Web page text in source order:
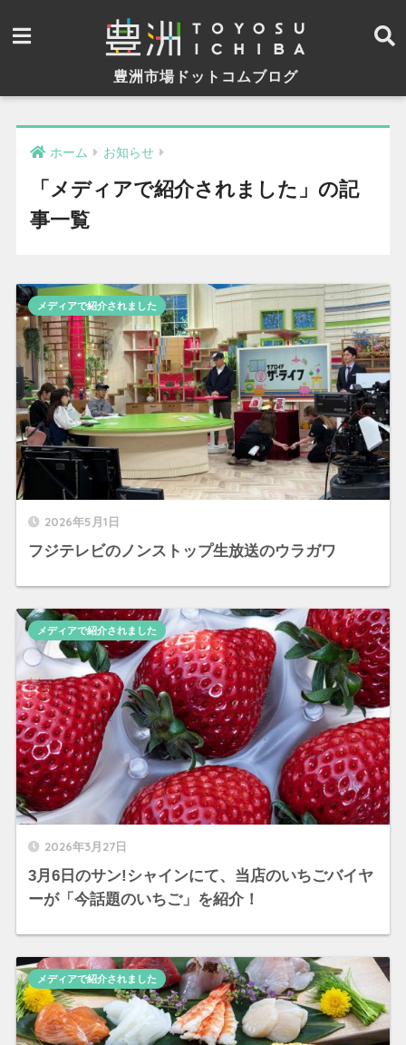
豊洲市場ドットコムブログ
ホーム お知らせ
「メディアで紹介されました」の記
事一覧
2026年5月1日
フジテレビのノンストップ生放送のウラガワ
メディアで紹介されました
2026年3月27日
3月6日のサン!シャインにて、当店のいちごバイヤ
ーが「今話題のいちご」を紹介！
メディアで紹介されました
メディアで紹介されました